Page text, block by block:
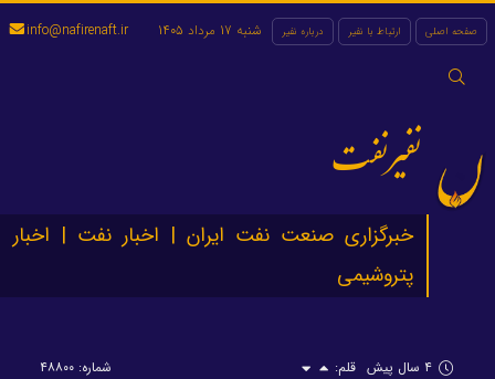
صفحه اصلی ارتباط با نفیر درباره نفیر
جستجو
شنبه 17 مرداد 1405 info@nafirenaft.ir
نفیرنفت
خبرگزاری صنعت نفت ایران | اخبار نفت | اخبار
پتروشیمی
۴ سال پیش قلم: شماره: ۴۸۸۰۰